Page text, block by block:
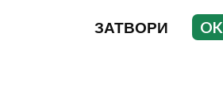
ЗАТВОРИ OK